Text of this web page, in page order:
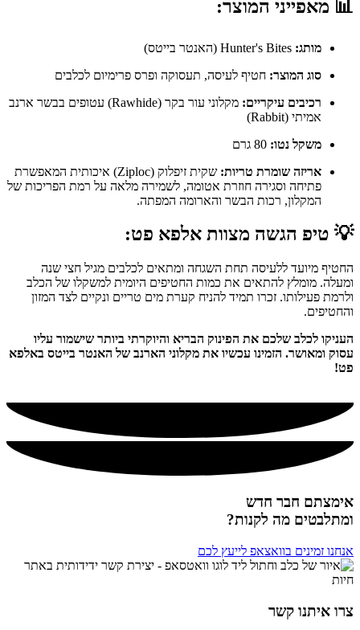
📊 מאפייני המוצר:
מותג:
סוג המוצר: חטיף לעיסה, תעסוקה ופרס פרימיום לכלבים
רכיבים עיקריים:
מקלוני עור בקר (Rawhide) עטופים בבשר ארנב
אמיתי (Rabbit)
משקל נטו:
אריזה שומרת טריות:
שקית זיפלוק (Ziploc) איכותית המאפשרת
פתיחה וסגירה חוזרת אטומה, לשמירה מלאה על רמת הפריכות של
המקלון, רכות הבשר והארומה המפתה.
💡 טיפ הגשה מצוות אלפא פט:
החטיף מיועד ללעיסה תחת השגחה ומתאים לכלבים מגיל חצי שנה
ומעלה. מומלץ להתאים את כמות החטיפים היומית למשקלו של הכלב
ולרמת פעילותו. זכרו תמיד להניח קערת מים טריים ונקיים לצד המזון
והחטיפים.
העניקו לכלב שלכם את הפינוק הבריא והיוקרתי ביותר שישמור עליו
עסוק ומאושר. הזמינו עכשיו את מקלוני הארנב של האנטר בייטס באלפא
פט!
אימצתם חבר חדש
ומתלבטים מה לקנות?
אנחנו זמינים בוואצאפ לייעץ לכם
צרו איתנו קשר